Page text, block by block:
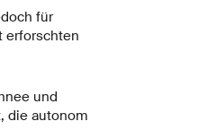
für
erforschten
und
die autonom